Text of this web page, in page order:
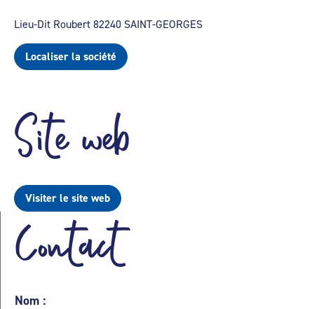
Lieu-Dit Roubert 82240 SAINT-GEORGES
Localiser la société
Site web
Visiter le site web
Contact
Nom :